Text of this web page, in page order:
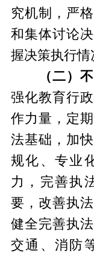
究机制，严
和集体讨论
握决策执行情
（二）
强化教育行
作力量，定
法基础，加
规化、专业
力，完善执
要，改善执
健全完善执
交通、消防